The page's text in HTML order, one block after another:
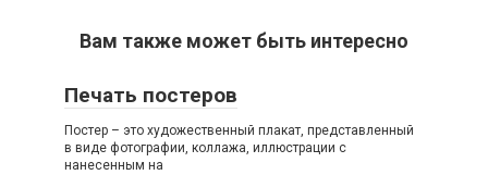
Вам также может быть интересно
Печать постеров
Постер – это художественный плакат, представленный
в виде фотографии, коллажа, иллюстрации с
нанесенным на